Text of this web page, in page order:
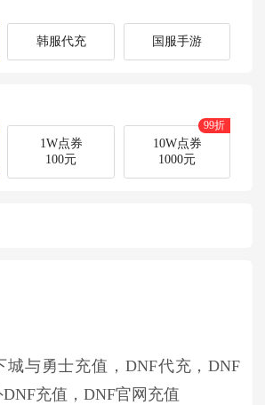
韩服代充 国服手游
1W点券
100元
99折
10W点券
1000元
城与勇士充值，DNF代充，DNF
充值，DNF官网充值